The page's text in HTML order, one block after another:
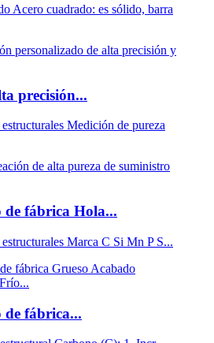
Acero cuadrado: es sólido, barra
precisión...
Medición de pureza
de fábrica Hola...
Marca C Si Mn P S...
de fábrica...